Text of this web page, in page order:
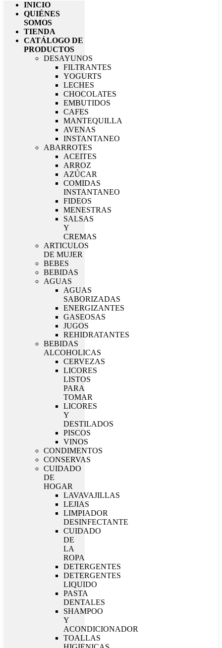
INICIO
QUIÉNES
SOMOS
TIENDA
CATÁLOGO DE
PRODUCTOS
DESAYUNOS
FILTRANTES
YOGURTS
LECHES
CHOCOLATES
EMBUTIDOS
CAFES
MANTEQUILLA
AVENAS
INSTANTANEO
ABARROTES
ACEITES
ARROZ
AZÚCAR
COMIDAS
INSTANTANEO
FIDEOS
MENESTRAS
SALSAS
Y
CREMAS
ARTICULOS
DE MUJER
BEBES
BEBIDAS
AGUAS
AGUAS
SABORIZADAS
ENERGIZANTES
GASEOSAS
JUGOS
REHIDRATANTES
BEBIDAS
ALCOHOLICAS
CERVEZAS
LICORES
LISTOS
PARA
TOMAR
LICORES
Y
DESTILADOS
PISCOS
VINOS
CONDIMENTOS
CONSERVAS
CUIDADO
DE
HOGAR
LAVAVAJILLAS
LEJIAS
LIMPIADOR
DESINFECTANTE
CUIDADO
DE
LA
ROPA
DETERGENTES
DETERGENTES
LIQUIDO
PASTA
DENTALES
SHAMPOO
Y
ACONDICIONADOR
TOALLAS